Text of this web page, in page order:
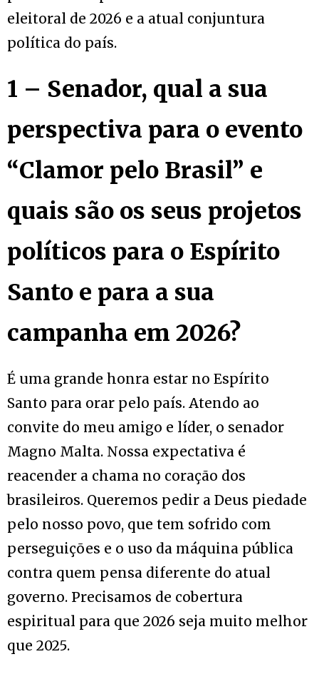
eleitoral de 2026 e a atual conjuntura
política do país.
1 – Senador, qual a sua
perspectiva para o evento
“Clamor pelo Brasil” e
quais são os seus projetos
políticos para o Espírito
Santo e para a sua
campanha em 2026?
É uma grande honra estar no Espírito
Santo para orar pelo país. Atendo ao
convite do meu amigo e líder, o senador
Magno Malta. Nossa expectativa é
reacender a chama no coração dos
brasileiros. Queremos pedir a Deus piedade
pelo nosso povo, que tem sofrido com
perseguições e o uso da máquina pública
contra quem pensa diferente do atual
governo. Precisamos de cobertura
espiritual para que 2026 seja muito melhor
que 2025.